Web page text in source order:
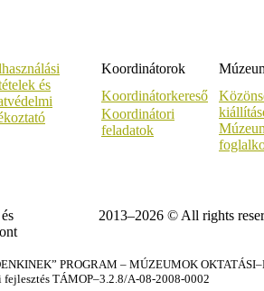
és
Koordinátorok
Koordinátorkereső
Koordinátori
feladatok
2013–2026 © All rights
PROGRAM – MÚZEUMOK
TÁMOP–3.2.8/A-08-2008-0002